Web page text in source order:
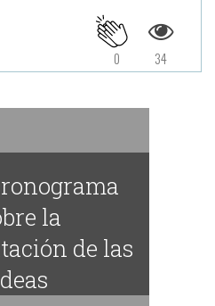
34
0
la
de las